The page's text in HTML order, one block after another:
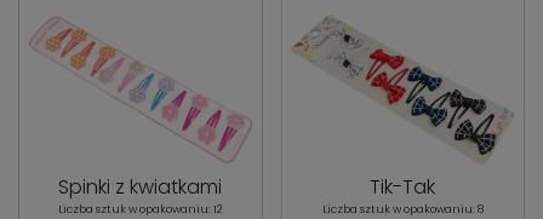
Spinki z kwiatkami
Liczba sztuk w opakowaniu: 12
Tik-Tak
Liczba sztuk w opakowaniu: 8